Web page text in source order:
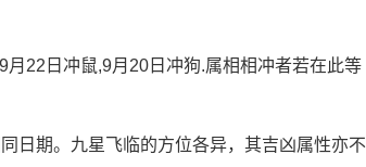
22日冲鼠,9月20日冲狗.属相相冲者若在此等
日期。九星飞临的方位各异，其吉凶属性亦不